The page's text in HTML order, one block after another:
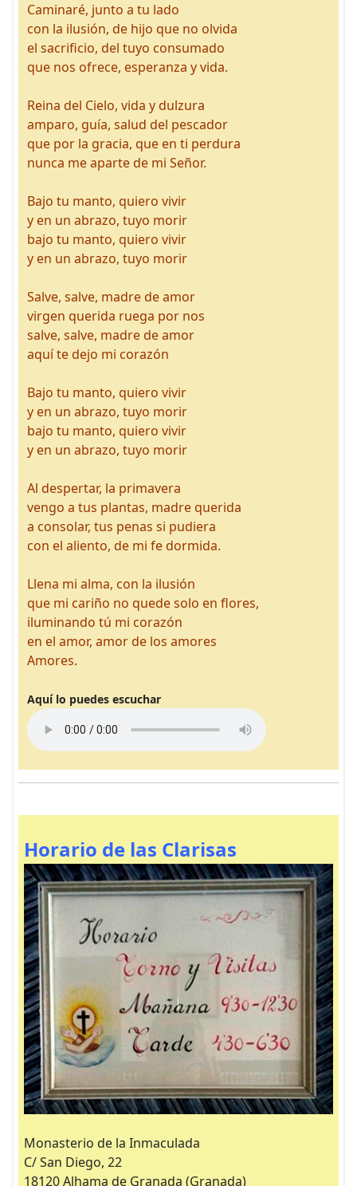
Caminaré, junto a tu lado
con la ilusión, de hijo que no olvida
el sacrificio, del tuyo consumado
que nos ofrece, esperanza y vida.
Reina del Cielo, vida y dulzura
amparo, guía, salud del pescador
que por la gracia, que en ti perdura
nunca me aparte de mi Señor.
Bajo tu manto, quiero vivir
y en un abrazo, tuyo morir
bajo tu manto, quiero vivir
y en un abrazo, tuyo morir
Salve, salve, madre de amor
virgen querida ruega por nos
salve, salve, madre de amor
aquí te dejo mi corazón
Bajo tu manto, quiero vivir
y en un abrazo, tuyo morir
bajo tu manto, quiero vivir
y en un abrazo, tuyo morir
Al despertar, la primavera
vengo a tus plantas, madre querida
a consolar, tus penas si pudiera
con el aliento, de mi fe dormida.
Llena mi alma, con la ilusión
que mi cariño no quede solo en flores,
iluminando tú mi corazón
en el amor, amor de los amores
Amores.
Aquí lo puedes escuchar
Horario de las Clarisas
Monasterio de la Inmaculada
C/ San Diego, 22
18120 Alhama de Granada (Granada)